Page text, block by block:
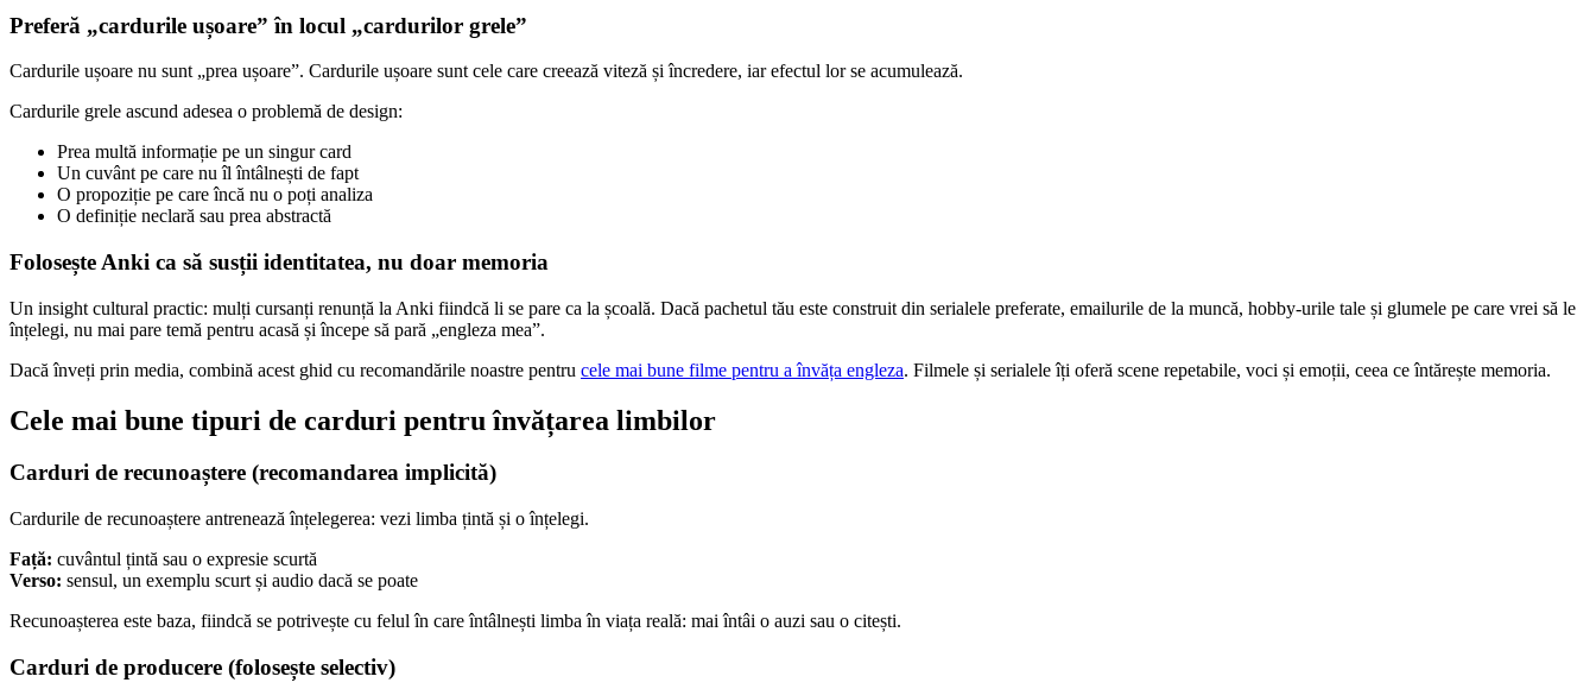
Preferă „cardurile ușoare” în locul „cardurilor grele”
Cardurile ușoare nu sunt „prea ușoare”. Cardurile ușoare sunt cele care creează viteză și încredere, iar efectul lor se acumulează.
Cardurile grele ascund adesea o problemă de design:
Prea multă informație pe un singur card
Un cuvânt pe care nu îl întâlnești de fapt
O propoziție pe care încă nu o poți analiza
O definiție neclară sau prea abstractă
Folosește Anki ca să susții identitatea, nu doar memoria
Un insight cultural practic: mulți cursanți renunță la Anki fiindcă li se pare ca la școală. Dacă pachetul tău este construit din serialele preferate, emailurile de la muncă, hobby-urile tale și glumele pe care vrei să le
înțelegi, nu mai pare temă pentru acasă și începe să pară „engleza mea”.
Dacă înveți prin media, combină acest ghid cu recomandările noastre pentru cele mai bune filme pentru a învăța engleza. Filmele și serialele îți oferă scene repetabile, voci și emoții, ceea ce întărește memoria.
Cele mai bune tipuri de carduri pentru învățarea limbilor
Carduri de recunoaștere (recomandarea implicită)
Cardurile de recunoaștere antrenează înțelegerea: vezi limba țintă și o înțelegi.
Față: cuvântul țintă sau o expresie scurtă
Verso: sensul, un exemplu scurt și audio dacă se poate
Recunoașterea este baza, fiindcă se potrivește cu felul în care întâlnești limba în viața reală: mai întâi o auzi sau o citești.
Carduri de producere (folosește selectiv)